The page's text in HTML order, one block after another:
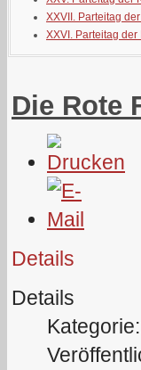
XXVII. Parteitag
XXVI. Parteitag der
Die Rote
Details
Details
Kategorie: